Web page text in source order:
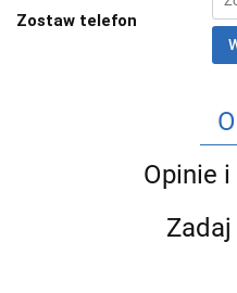
Zostaw telefon
Opinie